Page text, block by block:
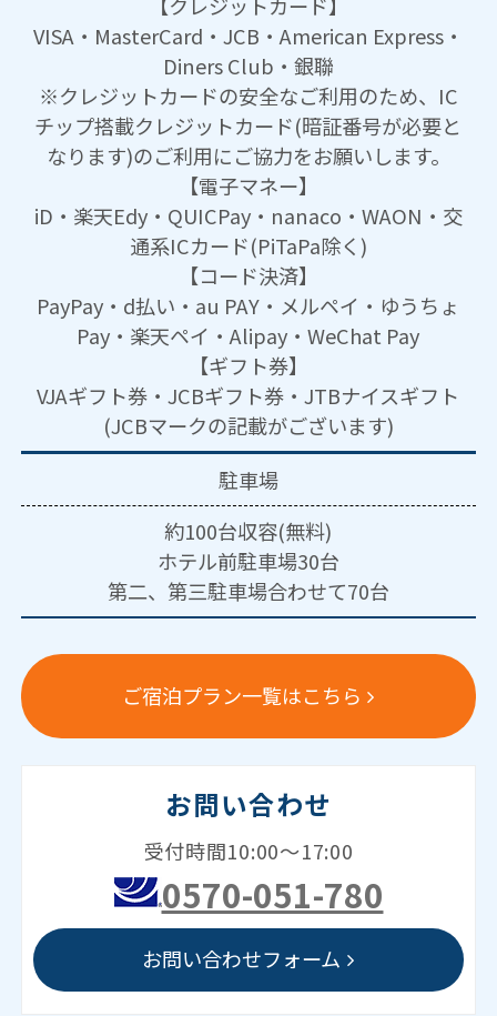
VISA・MasterCard・JCB・American Express・
Diners Club・銀聯
※クレジットカードの安全なご利用のため、IC
チップ搭載クレジットカード(暗証番号が必要と
なります)のご利用にご協力をお願いします。
【電子マネー】
iD・楽天Edy・QUICPay・nanaco・WAON・交
通系ICカード(PiTaPa除く)
【コード決済】
PayPay・d払い・au PAY・メルペイ・ゆうちょ
Pay・楽天ペイ・Alipay・WeChat Pay
【ギフト券】
VJAギフト券・JCBギフト券・JTBナイスギフト
(JCBマークの記載がございます)
駐車場
約100台収容(無料)
ホテル前駐車場30台
第二、第三駐車場合わせて70台
ご宿泊プラン一覧はこちら
お問い合わせ
受付時間10:00～17:00
0570-051-780
お問い合わせフォーム